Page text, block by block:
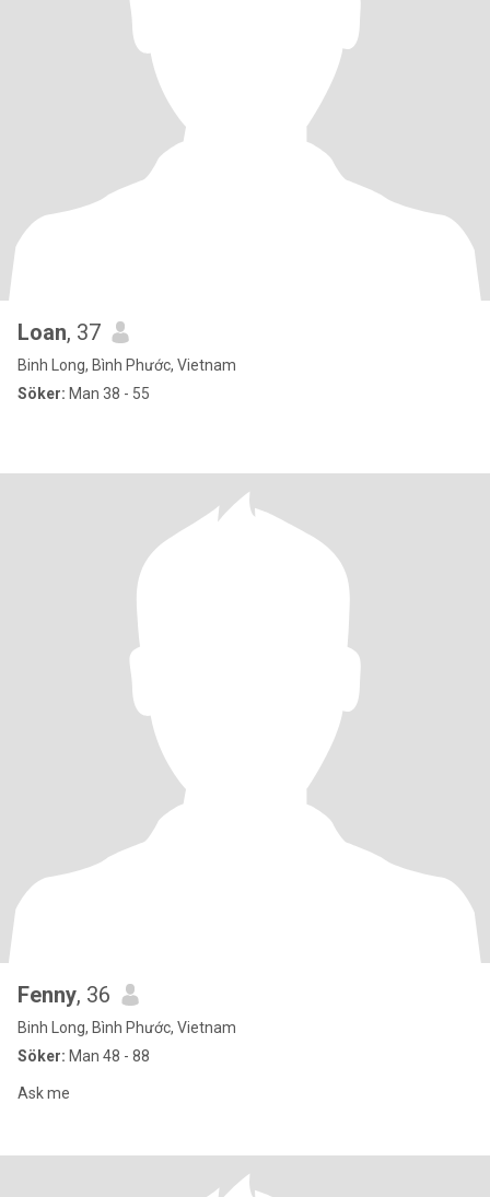
Loan, 37
Binh Long, Bình Phước, Vietnam
Söker: Man 38 - 55
Fenny, 36
Binh Long, Bình Phước, Vietnam
Söker: Man 48 - 88
Ask me